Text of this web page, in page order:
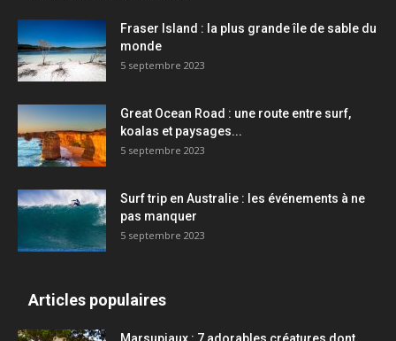
Fraser Island : la plus grande île de sable du
monde
5 septembre 2023
Great Ocean Road : une route entre surf,
koalas et paysages...
5 septembre 2023
Surf trip en Australie : les événements à ne
pas manquer
5 septembre 2023
Articles populaires